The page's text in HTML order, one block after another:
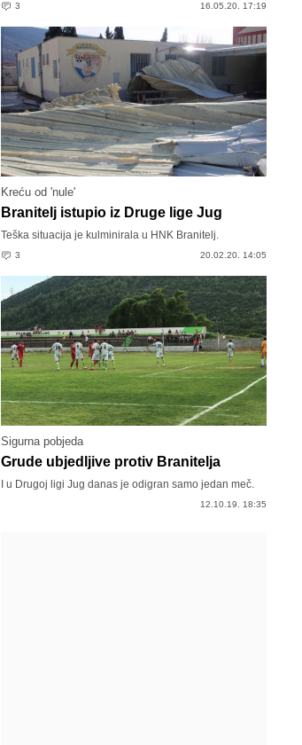
3 16.05.20. 17:19
Kreću od 'nule'
Branitelj istupio iz Druge lige Jug
Teška situacija je kulminirala u HNK Branitelj.
3 20.02.20. 14:05
Sigurna pobjeda
Grude ubjedljive protiv Branitelja
I u Drugoj ligi Jug danas je odigran samo jedan meč.
12.10.19. 18:35